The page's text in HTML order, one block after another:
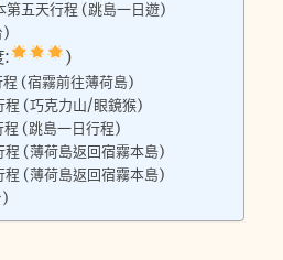
第五天行程 (跳島一日遊)
)
: )
(宿霧前往薄荷島)
程 (巧克力山/眼鏡猴)
(跳島一日行程)
程 (薄荷島返回宿霧本島)
程 (薄荷島返回宿霧本島)
)